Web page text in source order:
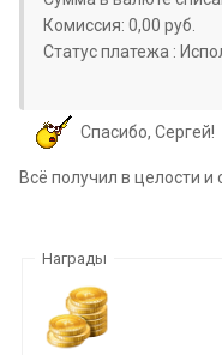
Комиссия: 0,00 руб.
Статус платежа :
Спасибо, Сергей!
Всё получил в целости и
Награды